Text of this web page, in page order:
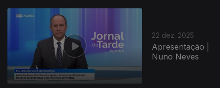
22 dez. 2025
Apresentação |
Nuno Neves